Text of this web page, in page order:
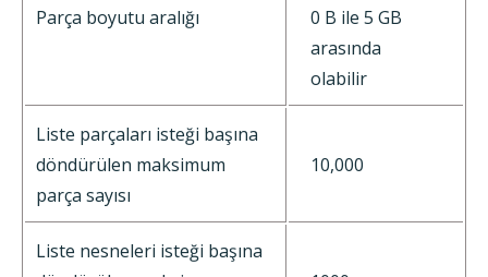
Parça boyutu aralığı
0 B ile 5 GB
arasında
olabilir
Liste parçaları isteği başına
döndürülen maksimum
parça sayısı
10,000
Liste nesneleri isteği başına